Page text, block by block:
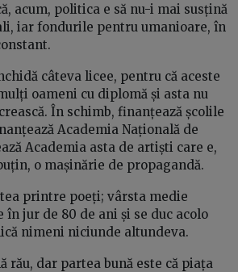
acum, politica e să nu-i mai susțină
iar fondurile pentru umanioare, în
câteva licee, pentru că aceste
oameni cu diplomă și asta nu
În schimb, finanțează școlile
Academia Națională de
Academia asta de artiști care e,
o mașinărie de propagandă.
printre poeți; vârsta medie
jur de 80 de ani și se duc acolo
nimeni niciunde altundeva.
rău, dar partea bună este că piața